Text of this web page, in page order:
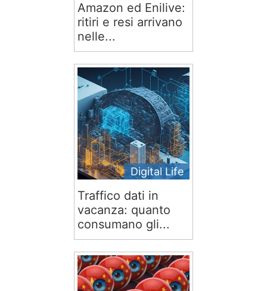
Amazon ed Enilive:
ritiri e resi arrivano
nelle...
Digital Life
Traffico dati in
vacanza: quanto
consumano gli...